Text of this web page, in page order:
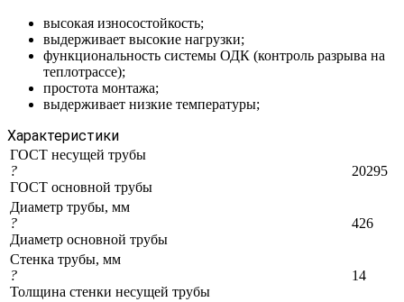
высокая износостойкость;
выдерживает высокие нагрузки;
функциональность системы ОДК (контроль разрыва на
теплотрассе);
простота монтажа;
выдерживает низкие температуры;
Характеристики
ГОСТ несущей трубы
?
ГОСТ основной трубы
20295
Диаметр трубы, мм
?
Диаметр основной трубы
426
Стенка трубы, мм
?
Толщина стенки несущей трубы
14